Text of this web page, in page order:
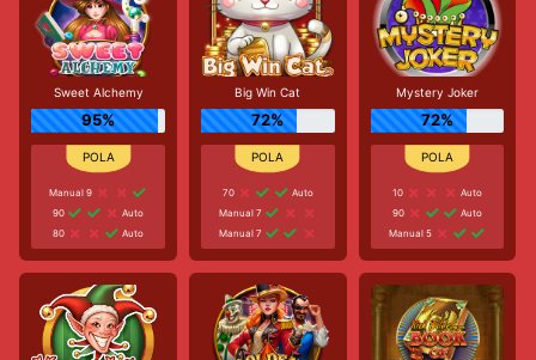
Sweet Alchemy
95%
Manual 9
90
Auto
80
Auto
Big Win Cat
72%
70
Auto
Manual 7
Manual 7
Mystery Joker
72%
10
Auto
90
Auto
Manual 5